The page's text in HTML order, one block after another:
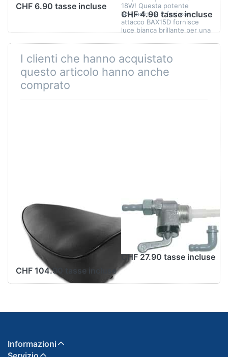
CHF 6.90 tasse incluse
18W! Questa potente
lampadina a 2 fasi con
attacco BAX15D fornisce
luce bianca brillante per una
CHF 4.90 tasse incluse
I clienti che hanno acquistato
questo articolo hanno anche
comprato
Sella panca,
nera, con molle,
senza listello
decorativo
CHF 104.90 tasse incluse
Benzinhahn
Karcoma
M12x1mm
CHF 27.90 tasse incluse
Informazioni